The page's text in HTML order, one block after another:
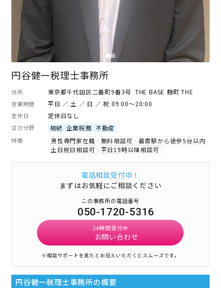
円谷健一税理士事務所
住所 東京都千代田区二番町9番3号 THE BASE 麹町 THE
営業時間 平日 ／ 土 ／ 日 ／ 祝 09:00～20:00
定休日 定休日なし
注力分野 相続 企業税務 不動産
特徴 男性専門家在籍 無料相談可
最寄駅から徒歩5分以内
土日祝日相談可
平日19時以降相談可
電話相談受付中！
まずはお気軽にご相談ください
この事務所の電話番号
050-1720-5316
24時間受付中
お問い合わせ
※相談サポートを見たとお伝えいただくとスムーズです。
円谷健一税理士事務所の概要